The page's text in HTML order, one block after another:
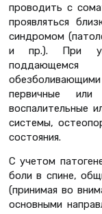
проводить с
проявляться
синдромом
и пр.). При
первичные или
воспалительные
системы,
состояния.
С учетом
боли в спине,
(принимая во
основными